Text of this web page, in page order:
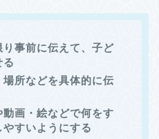
事前に伝えて、子ど
る
所などを具体的に伝
画・絵などで何をす
すいようにする